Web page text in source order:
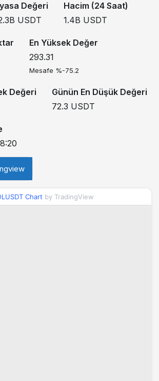
Değeri
USDT
Hacim (24 Saat)
1.4B USDT
En Yüksek Değer
293.31
Mesafe %-75.2
Değeri
Günün En Düşük Değeri
72.3 USDT
Chart by TradingView